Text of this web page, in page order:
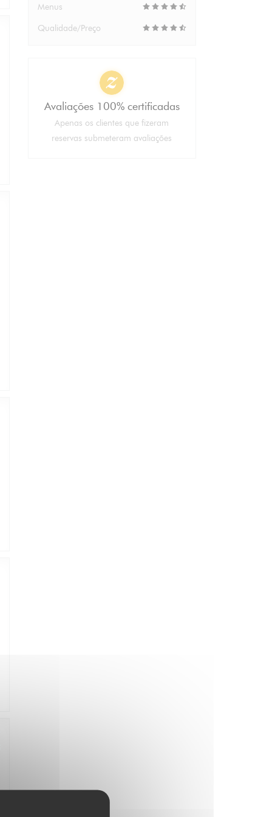
Menus
Qualidade/Preço
Avaliações 100% certificadas
Apenas os clientes que fizeram
reservas submeteram avaliações